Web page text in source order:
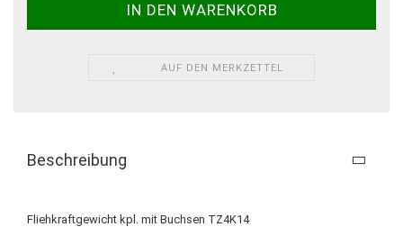
AUF DEN MERKZETTEL
Beschreibung
Fliehkraftgewicht kpl. mit Buchsen TZ4K14